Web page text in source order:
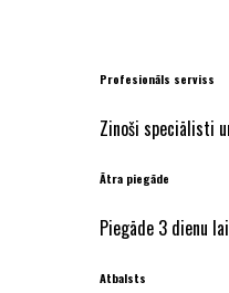
Profesionāls serviss
Zinoši speciālisti
Ātra piegāde
Piegāde 3 dienu
Atbalsts